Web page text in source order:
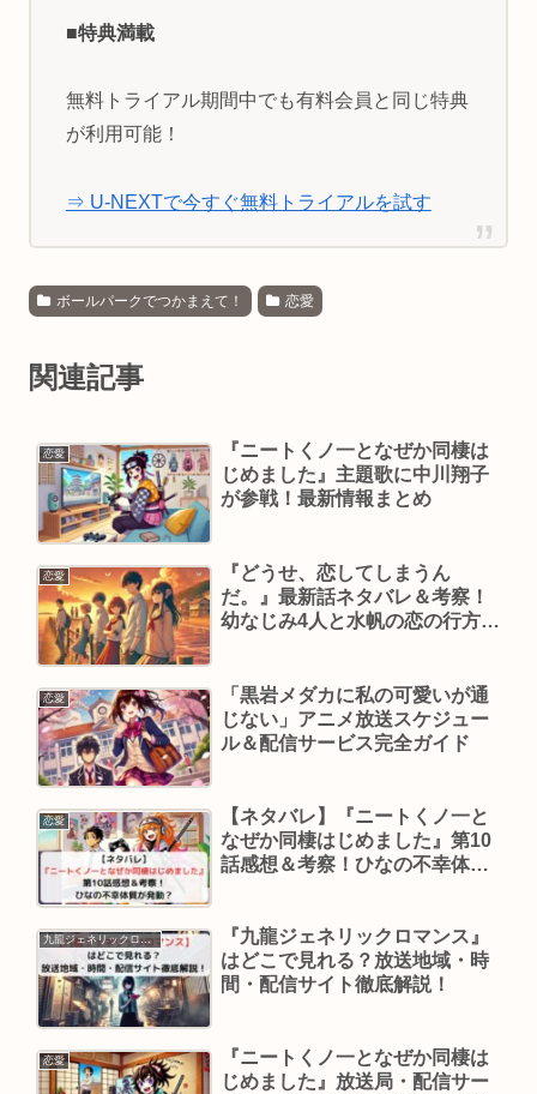
■特典満載
無料トライアル期間中でも有料会員と同じ特典
が利用可能！
⇒ U-NEXTで今すぐ無料トライアルを試す
ボールパークでつかまえて！ 恋愛
関連記事
恋愛
『ニートくノ一となぜか同棲は
じめました』主題歌に中川翔子
が参戦！最新情報まとめ
恋愛
『どうせ、恋してしまうん
だ。』最新話ネタバレ＆考察！
幼なじみ4人と水帆の恋の行方と
恋愛
「黒岩メダカに私の可愛いが通
じない」アニメ放送スケジュー
ル＆配信サービス完全ガイド
恋愛
【ネタバレ】『ニートくノ一と
なぜか同棲はじめました』第10
話感想＆考察！ひなの不幸体質
九龍ジェネリックロマンス
『九龍ジェネリックロマンス』
はどこで見れる？放送地域・時
間・配信サイト徹底解説！
恋愛
『ニートくノ一となぜか同棲は
じめました』放送局・配信サー